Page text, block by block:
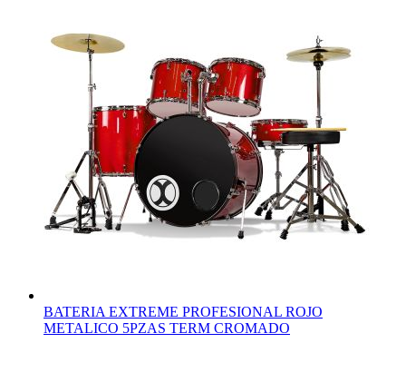
BATERIA EXTREME PROFESIONAL ROJO
METALICO 5PZAS TERM CROMADO